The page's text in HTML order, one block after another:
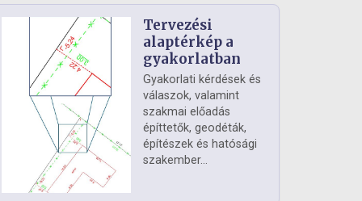
Tervezési
alaptérkép a
gyakorlatban
Gyakorlati kérdések és
válaszok, valamint
szakmai előadás
építtetők, geodéták,
építészek és hatósági
szakember...